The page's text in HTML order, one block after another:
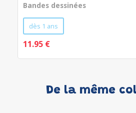
Bandes dessinées
dès 1 ans
11.95 €
De la même